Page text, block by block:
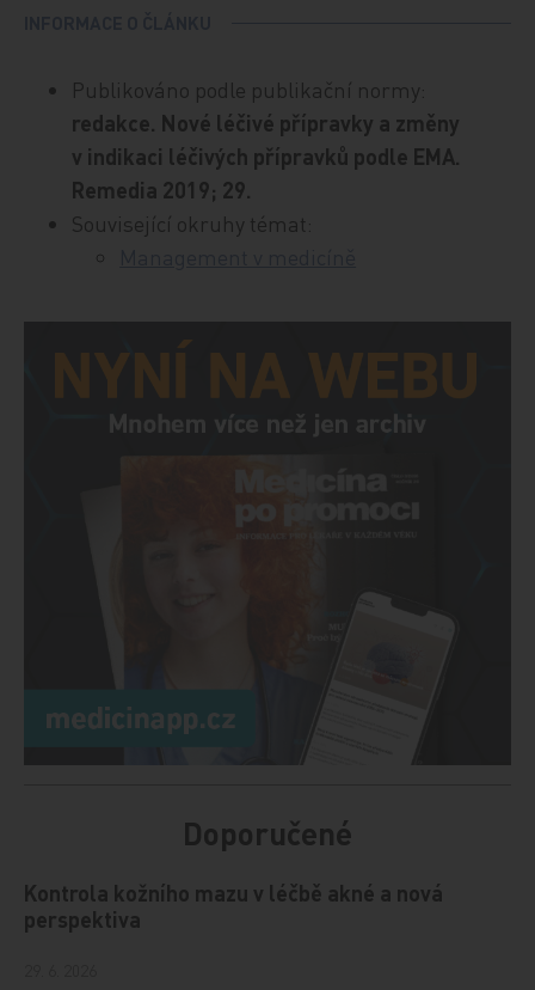
Publikováno podle publikační normy:
redakce. Nové léčivé přípravky a změny
v indikaci léčivých přípravků podle EMA.
Remedia 2019; 29.
Související okruhy témat:
Doporučené
Kontrola kožního mazu v léčbě akné a nová
perspektiva